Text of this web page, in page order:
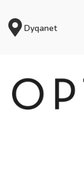
Dyqanet